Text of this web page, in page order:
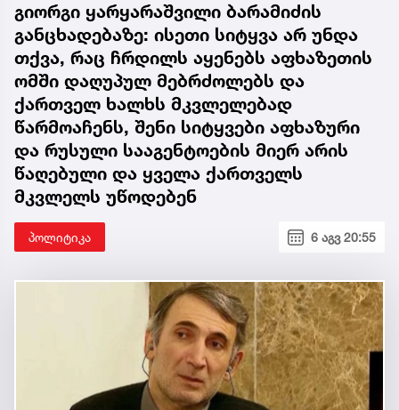
გიორგი ყარყარაშვილი ბარამიძის
განცხადებაზე: ისეთი სიტყვა არ უნდა
თქვა, რაც ჩრდილს აყენებს აფხაზეთის
ომში დაღუპულ მებრძოლებს და
ქართველ ხალხს მკვლელებად
წარმოაჩენს, შენი სიტყვები აფხაზური
და რუსული სააგენტოების მიერ არის
წაღებული და ყველა ქართველს
მკვლელს უწოდებენ
პოლიტიკა 6 აგვ 20:55